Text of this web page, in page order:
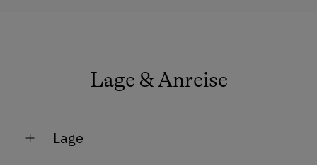
Toilette
Bettwäsche
Lage & Anreise
Lage